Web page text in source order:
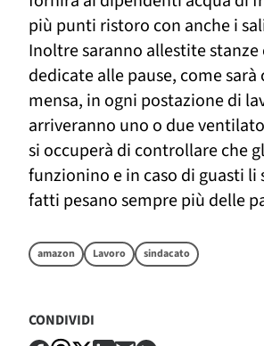
più punti ristoro con anche i
Inoltre saranno allestite
dedicate alle pause, come
mensa, in ogni postazione di
arriveranno uno o due
si occuperà di controllare che
funzionino e in caso di guasti li
fatti pesano sempre più delle
amazon Lavoro sindacato
CONDIVIDI